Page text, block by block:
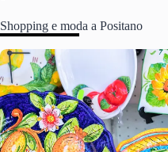
Shopping e moda a Positano